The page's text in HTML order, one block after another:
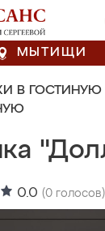
МЫТИЩИ
В ГОСТИНУЮ
0.0 (0 голосов)